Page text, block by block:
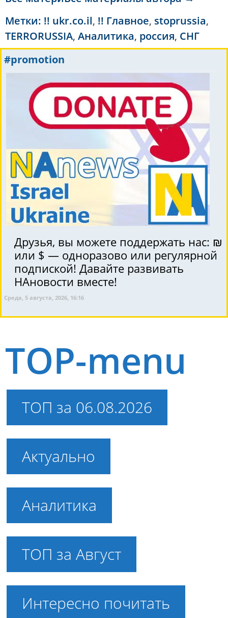
Метки: !! ukr.co.il, !! Главное, stoprussia,
TERRORUSSIA, Аналитика, россия, СНГ
#promotion
Друзья, вы можете поддержать нас: ₪
или $ — одноразово или регулярной
подпиской! Давайте развивать
НАновости вместе!
Среда, 5 августа, 2026, 16:16
TOP-menu
ТОП за 06.08.2026
Актуально
Аналитика
ТОП за Август
Интересно почитать